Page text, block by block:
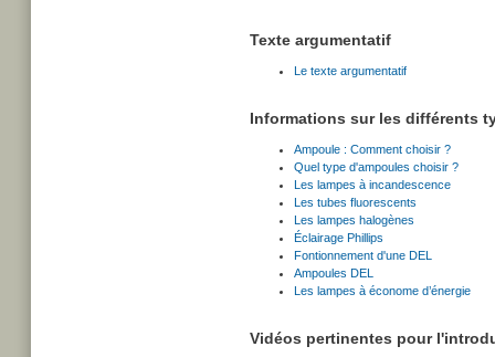
Texte argumentatif
Le texte argumentatif
Informations sur les différents
Ampoule : Comment choisir ?
Quel type d'ampoules choisir ?
Les lampes à incandescence
Les tubes fluorescents
Les lampes halogènes
Éclairage Phillips
Fontionnement d'une DEL
Ampoules DEL
Les lampes à économe d’énergie
Vidéos pertinentes pour